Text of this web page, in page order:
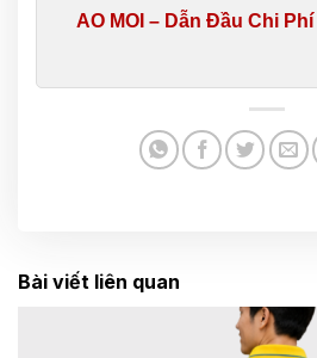
AO MOI – Dẫn Đầu Chi
Bài viết liên quan